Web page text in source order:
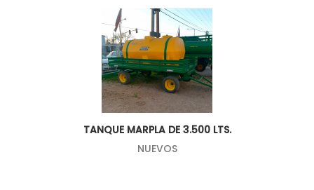
TANQUE MARPLA DE 3.500 LTS.
NUEVOS